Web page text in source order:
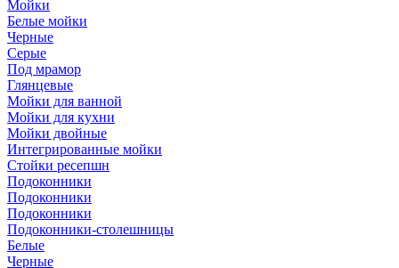
Мойки
Белые мойки
Черные
Серые
Под мрамор
Глянцевые
Мойки для ванной
Мойки для кухни
Мойки двойные
Интегрированные мойки
Стойки ресепшн
Подоконники
Подоконники
Подоконники
Подоконники-столешницы
Белые
Черные